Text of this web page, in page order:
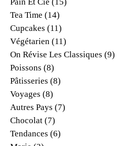
Tea Time (14)
Cupcakes (11)
Végétarien (11)
On Révise Les Classiques (9)
Poissons (8)
Pâtisseries (8)
Voyages (8)
Autres Pays (7)
Chocolat (7)
Tendances (6)